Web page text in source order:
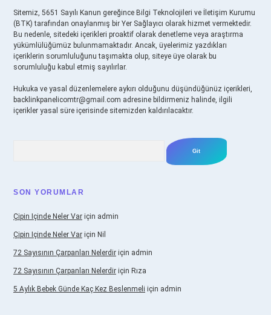
Sitemiz, 5651 Sayılı Kanun gereğince Bilgi Teknolojileri ve İletişim Kurumu
(BTK) tarafından onaylanmış bir Yer Sağlayıcı olarak hizmet vermektedir.
Bu nedenle, sitedeki içerikleri proaktif olarak denetleme veya araştırma
yükümlülüğümüz bulunmamaktadır. Ancak, üyelerimiz yazdıkları
içeriklerin sorumluluğunu taşımakta olup, siteye üye olarak bu
sorumluluğu kabul etmiş sayılırlar.
Hukuka ve yasal düzenlemelere aykırı olduğunu düşündüğünüz içerikleri,
backlinkpanelicomtr@gmail.com adresine bildirmeniz halinde, ilgili
içerikler yasal süre içerisinde sitemizden kaldırılacaktır.
SON YORUMLAR
Çipin Içinde Neler Var için admin
Çipin Içinde Neler Var için Nil
72 Sayısının Çarpanları Nelerdir için admin
72 Sayısının Çarpanları Nelerdir için Rıza
5 Aylık Bebek Günde Kaç Kez Beslenmeli için admin